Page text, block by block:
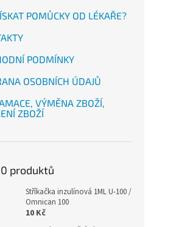
POMŮCKY OD LÉKAŘE?
PODMÍNKY
OSOBNÍCH ÚDAJŮ
VÝMĚNA ZBOŽÍ,
ZBOŽÍ
produktů
Stříkačka inzulínová 1ML U-100 /
Omnican 100
10 Kč